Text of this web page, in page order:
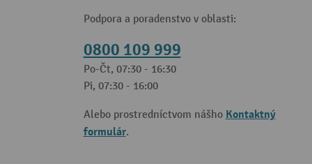
Podpora a poradenstvo v oblasti:
0800 109 999
Po-Čt, 07:30 - 16:30
Pi, 07:30 - 16:00
Alebo prostredníctvom nášho Kontaktný
formulár.